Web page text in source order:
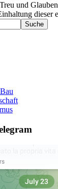
und
dieser